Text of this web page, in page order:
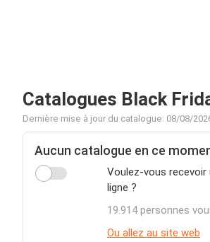
Catalogues Black
Dernière mise à jour du catalogue: 08/08/
Aucun catalogue en ce
Voulez-vous recevoir
ligne ?
19.914 personnes
Ou allez au site web